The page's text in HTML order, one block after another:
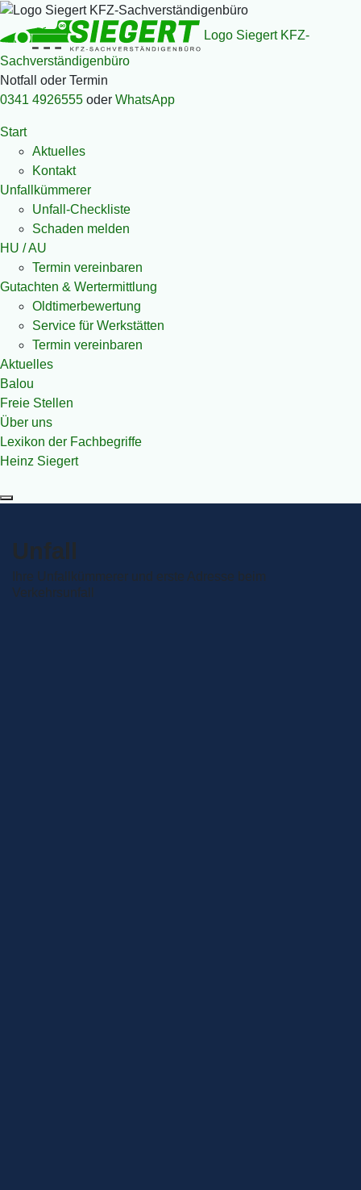
Logo Siegert KFZ-
Sachverständigenbüro
Notfall oder Termin
0341 4926555 oder WhatsApp
Start
Aktuelles
Kontakt
Unfallkümmerer
Unfall-Checkliste
Schaden melden
HU / AU
Termin vereinbaren
Gutachten & Wertermittlung
Oldtimerbewertung
Service für Werkstätten
Termin vereinbaren
Aktuelles
Balou
Freie Stellen
Über uns
Lexikon der Fachbegriffe
Heinz Siegert
Unfall­
Ihre Unfall­kümmerer und erste Adresse beim
Verkehrsunfall